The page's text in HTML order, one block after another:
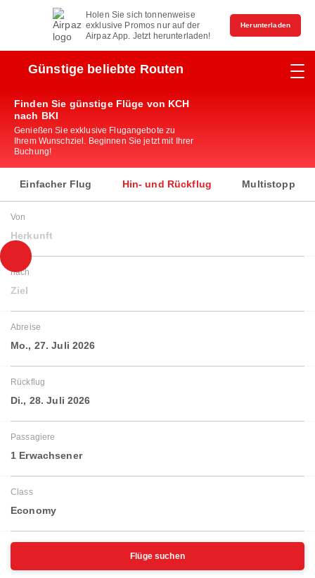
Holen Sie sich tonnenweise
exklusive Promos nur auf der
Airpaz App. Jetzt herunterladen!
Herunterladen
Günstige beliebte Routen
Finden Sie günstige Flüge von KCH
nach BKI
Genießen Sie exklusive Flugangebote zu
Ihrem Wunschziel. Beginnen Sie jetzt mit Ihrer
Buchung!
Einfacher Flug Hin- und Rückflug Multistopp
Von
Herkunft
nach
Ziel
Abreise
Mo., 27. Juli 2026
Rückflug
Di., 28. Juli 2026
Passagiere
1 Erwachsener
Class
Economy
Flüge suchen